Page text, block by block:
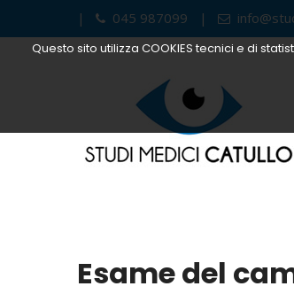
045 987099
Esame del
Questo sito utilizza COOKIES tecnici e di